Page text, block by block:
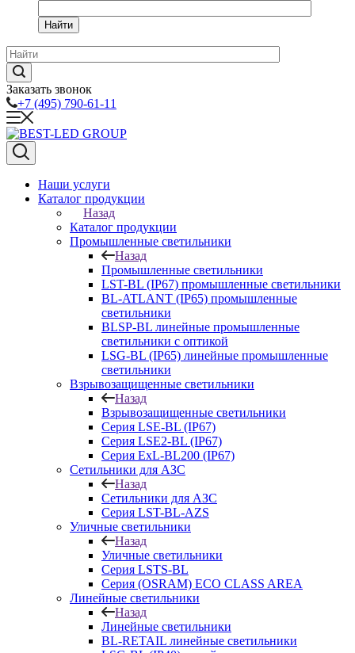
Найти
Заказать звонок
+7 (495) 790-61-11
Наши услуги
Каталог продукции
Назад
Каталог продукции
Промышленные светильники
Назад
Промышленные светильники
LST-BL (IP67) промышленные светильники
BL-ATLANT (IP65) промышленные
светильники
BLSP-BL линейные промышленные
светильники с оптикой
LSG-BL (IP65) линейные промышленные
светильники
Взрывозащищенные светильники
Назад
Взрывозащищенные светильники
Серия LSE-BL (IP67)
Серия LSE2-BL (IP67)
Серия ExL-BL200 (IP67)
Сетильники для АЗС
Назад
Сетильники для АЗС
Серия LST-BL-AZS
Уличные светильники
Назад
Уличные светильники
Серия LSTS-BL
Серия (ОSRAM) ECO CLASS AREA
Линейные светильники
Назад
Линейные светильники
BL-RETAIL линейные светильники